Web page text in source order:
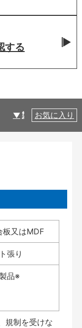
する
製品仕様
お気に入り
板又はMDF
張り
品※
規制を受けな